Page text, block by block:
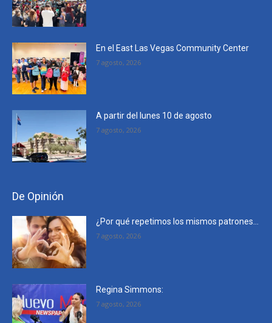
En el East Las Vegas Community Center
7 agosto, 2026
A partir del lunes 10 de agosto
7 agosto, 2026
De Opinión
¿Por qué repetimos los mismos patrones…
7 agosto, 2026
Regina Simmons:
7 agosto, 2026